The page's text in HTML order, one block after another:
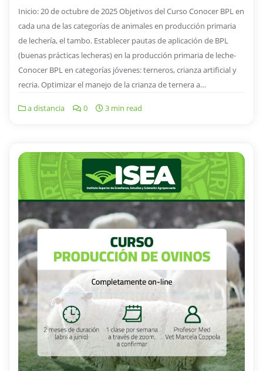
Inicio: 20 de octubre de 2025 Objetivos del Curso Conocer BPL en
cada una de las categorías de animales en producción primaria
de lechería, el tambo. Establecer pautas de aplicación de BPL
(buenas prácticas lecheras) en la producción primaria de leche-
Conocer BPL en categorías jóvenes: terneros, crianza artificial y
recria. Optimizar el manejo de la crianza de ternera a…
a distancia 0 3 min read